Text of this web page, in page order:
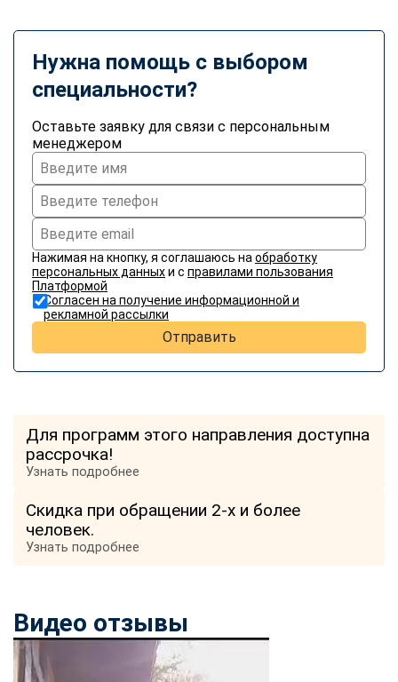
Нужна помощь с выбором
специальности?
Оставьте заявку для связи с персональным
менеджером
Нажимая на кнопку, я соглашаюсь на обработку
персональных данныхи с правилами пользования
Платформой
Согласен на получение информационной и
рекламной рассылки
Отправить
Для программ этого направления доступна
рассрочка!
Узнать подробнее
Скидка при обращении 2-х и более
человек.
Узнать подробнее
Видео отзывы